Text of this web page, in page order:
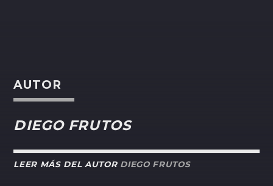
AUTOR
DIEGO FRUTOS
LEER MÁS DEL AUTOR DIEGO FRUTOS